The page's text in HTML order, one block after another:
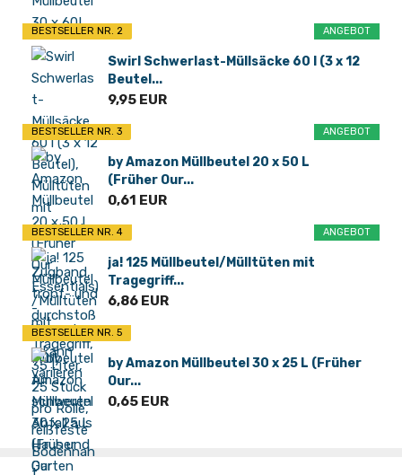
ANGEBOT
BESTSELLER NR. 2
Swirl Schwerlast-Müllsäcke 60 l (3 x 12
Beutel...
9,95 EUR
ANGEBOT
BESTSELLER NR. 3
by Amazon Müllbeutel 20 x 50 L
(Früher Our...
0,61 EUR
ANGEBOT
BESTSELLER NR. 4
ja! 125 Müllbeutel/Mülltüten mit
Tragegriff...
6,86 EUR
BESTSELLER NR. 5
by Amazon Müllbeutel 30 x 25 L (Früher
Our...
0,65 EUR